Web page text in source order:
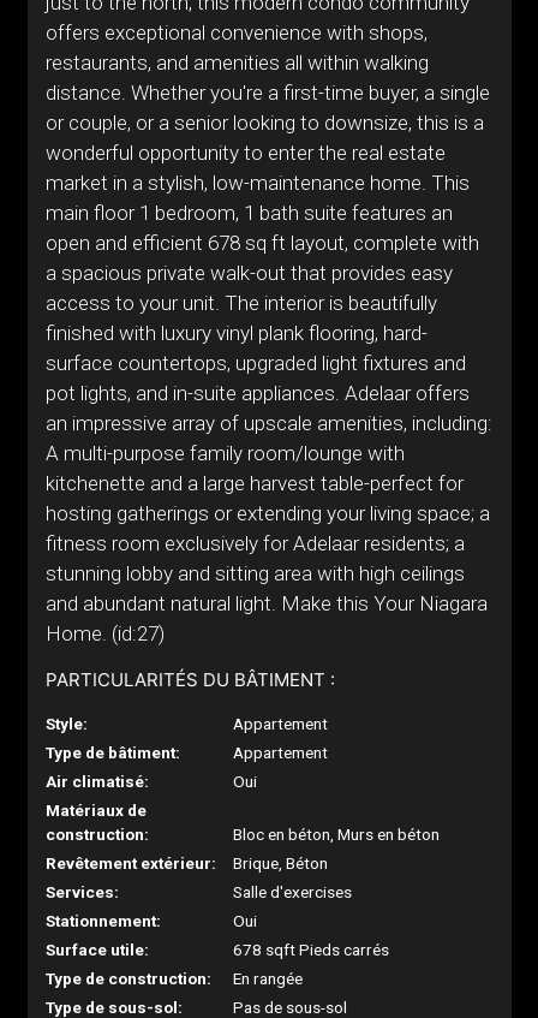
offers exceptional convenience with shops,
restaurants, and amenities all within walking
distance. Whether you're a first-time buyer, a single
or couple, or a senior looking to downsize, this is a
wonderful opportunity to enter the real estate
market in a stylish, low-maintenance home. This
main floor 1 bedroom, 1 bath suite features an
open and efficient 678 sq ft layout, complete with
a spacious private walk-out that provides easy
access to your unit. The interior is beautifully
finished with luxury vinyl plank flooring, hard-
surface countertops, upgraded light fixtures and
pot lights, and in-suite appliances. Adelaar offers
an impressive array of upscale amenities, including:
A multi-purpose family room/lounge with
kitchenette and a large harvest table-perfect for
hosting gatherings or extending your living space; a
fitness room exclusively for Adelaar residents; a
stunning lobby and sitting area with high ceilings
and abundant natural light. Make this Your Niagara
Home. (id:27)
PARTICULARITÉS DU BÂTIMENT :
Style:
Appartement
Type de bâtiment:
Appartement
Air climatisé:
Oui
Matériaux de
construction:
Bloc en béton, Murs en béton
Revêtement extérieur:
Brique, Béton
Services:
Salle d'exercises
Stationnement:
Oui
Surface utile:
678 sqft Pieds carrés
Type de construction:
En rangée
Type de sous-sol:
Pas de sous-sol